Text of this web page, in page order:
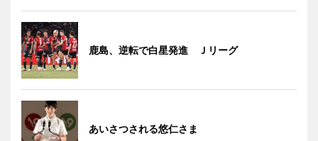
鹿島、逆転で白星発進 Ｊリーグ
あいさつされる悠仁さま